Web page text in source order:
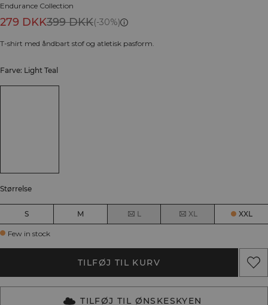
Endurance Collection
279 DKK399 DKK(-30%)
T-shirt med åndbart stof og atletisk pasform.
Farve: Light Teal
Størrelse
S M L XL XXL
Few in stock
TILFØJ TIL KURV
TILFØJ TIL ØNSKESKYEN